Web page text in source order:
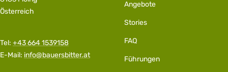
Österreich
Tel: +43 664 1539158
E-Mail: info@bauersbitter.at
Angebote
Stories
FAQ
Führungen